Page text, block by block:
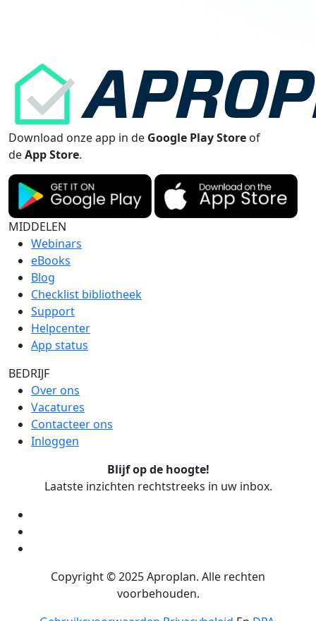
Download onze app in de Google Play Store of
deApp Store.
MIDDELEN
Webinars
eBooks
Blog
Checklist bibliotheek
Support
Helpcenter
App status
BEDRIJF
Over ons
Vacatures
Contacteer ons
Inloggen
Blijf op de hoogte!
Laatste inzichten rechtstreeks in uw inbox.
Copyright ©2025Aproplan. Alle rechten
voorbehouden.